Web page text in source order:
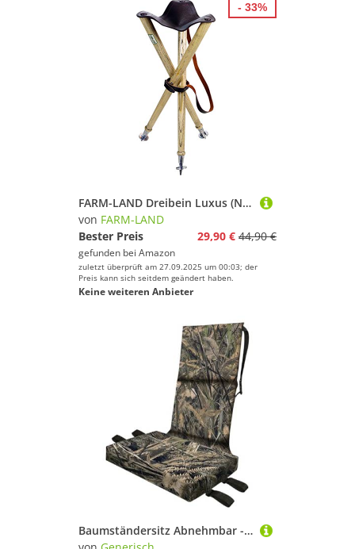
FARM-LAND Dreibein Luxus (Natur) Naturfarben Ansitzhocker Ansitzstuhl
von FARM-LAND
Bester Preis
29,90 € 44,90 €
gefunden bei Amazon
zuletzt überprüft am 27.09.2025 um 00:03; der
Preis kann sich seitdem geändert haben.
Keine weiteren Anbieter
- 33%
Baumständersitz Abnehmbar - Outdoor Tarn Jagdsitz Jagd Baumständer Sitz, Tragbarer Klettersitz, Tarnsitz Polster | Abnehmbarer Bequemer Sitz mit Langlebigem Design für Camping Jagen Wandern Erwachsene